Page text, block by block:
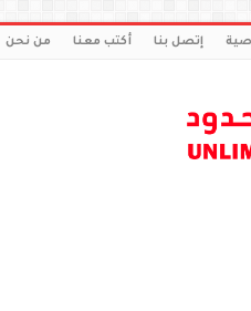
إتصل بنا أكتب معنا من نحن